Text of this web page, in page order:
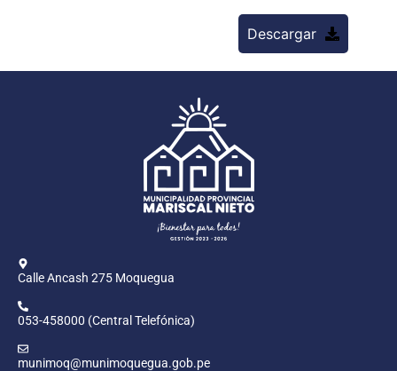
Descargar
Calle Ancash 275 Moquegua
053-458000 (Central Telefónica)
munimoq@munimoquegua.gob.pe